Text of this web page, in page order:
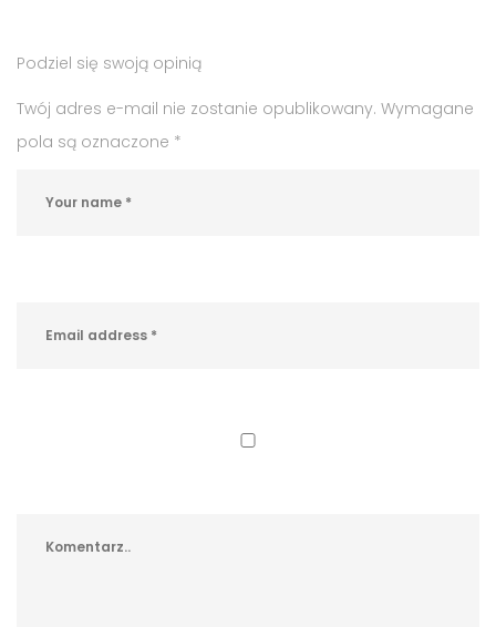
praca
w
Kętach,
działalność
Podziel się swoją opinią
Twój adres e-mail nie zostanie opublikowany. Wymagane
pola są oznaczone *